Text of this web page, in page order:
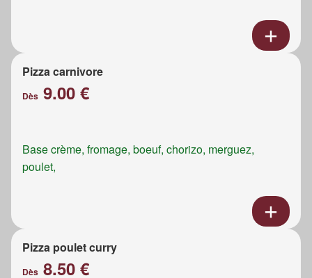
Pizza carnivore
Dès 9.00 €
Base crème, fromage, boeuf, chorizo, merguez,
poulet,
Pizza poulet curry
Dès 8.50 €